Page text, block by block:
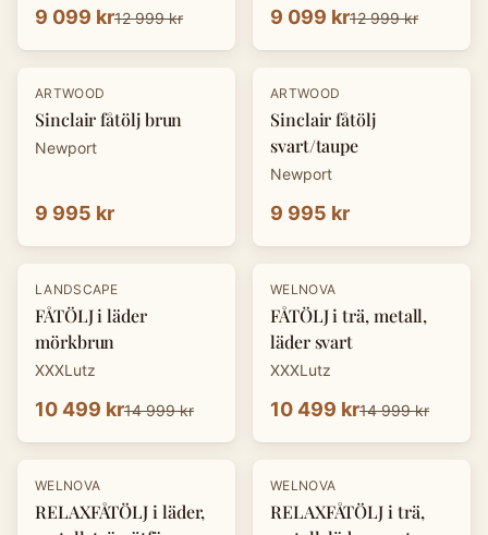
9 099 kr12 999 kr 9 099 kr12 999 kr
ARTWOOD
Sinclair fåtölj brun
Newport
9 995 kr
ARTWOOD
Sinclair fåtölj
svart/taupe
Newport
9 995 kr
- 30%
LANDSCAPE
FÅTÖLJ i läder
mörkbrun
XXXLutz
10 499 kr14 999 kr
-30 %
WELNOVA
FÅTÖLJ i trä, metall,
läder svart
XXXLutz
10 499 kr14 999 kr
-30 %
WELNOVA
RELAXFÅTÖLJ i läder,
-30 %
WELNOVA
RELAXFÅTÖLJ i trä,